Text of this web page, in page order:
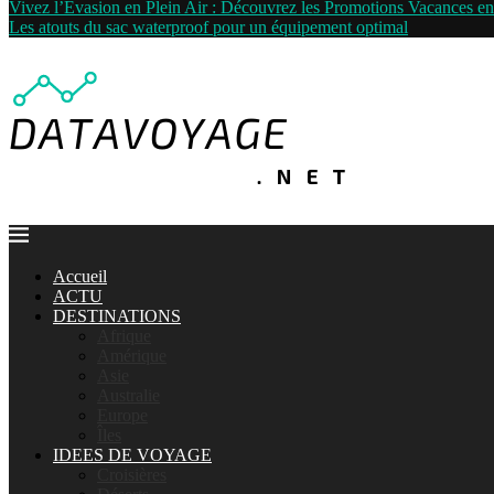
Vivez l’Évasion en Plein Air : Découvrez les Promotions Vacances
Les atouts du sac waterproof pour un équipement optimal
Accueil
ACTU
DESTINATIONS
IDEES DE VOYAGE